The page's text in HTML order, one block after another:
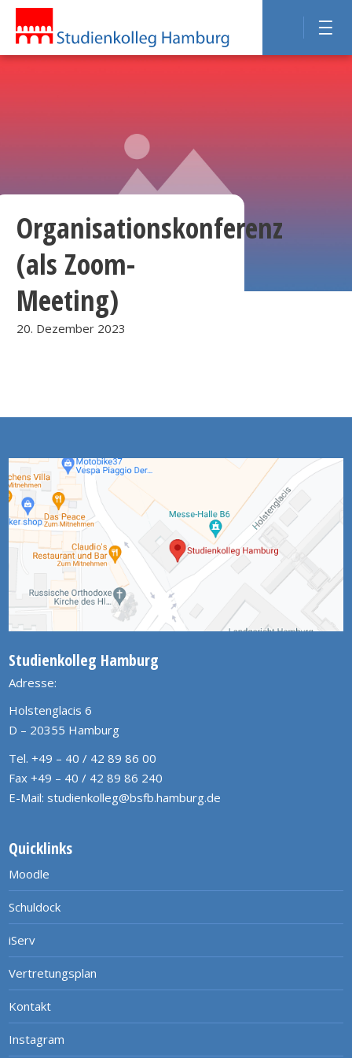
Organisationskonferenz
(als Zoom-
Meeting)
20. Dezember 2023
Studienkolleg Hamburg
Adresse:
Holstenglacis 6
D – 20355 Hamburg
Tel. +49 – 40 / 42 89 86 00
Fax +49 – 40 / 42 89 86 240
E-Mail: studienkolleg@bsfb.hamburg.de
Quicklinks
Moodle
Schuldock
iServ
Vertretungsplan
Kontakt
Instagram